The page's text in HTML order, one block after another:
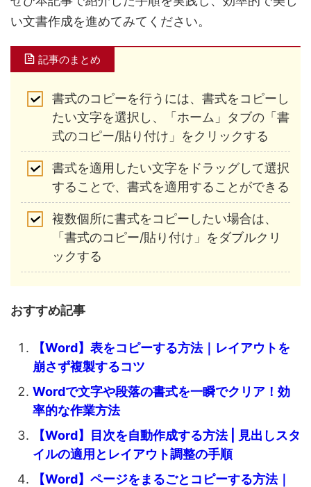
い文書作成を進めてみてください。
記事のまとめ
書式のコピーを行うには、書式をコピーし
たい文字を選択し、「ホーム」タブの「書
式のコピー/貼り付け」をクリックする
書式を適用したい文字をドラッグして選択
することで、書式を適用することができる
複数個所に書式をコピーしたい場合は、
「書式のコピー/貼り付け」をダブルクリ
ックする
おすすめ記事
【Word】表をコピーする方法｜レイアウトを
崩さず複製するコツ
Wordで文字や段落の書式を一瞬でクリア！効
率的な作業方法
【Word】目次を自動作成する方法 | 見出しスタ
イルの適用とレイアウト調整の手順
【Word】ページをまるごとコピーする方法｜